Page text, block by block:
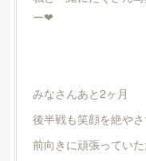
ー❤︎
みなさんあと2ヶ月
後半戦も笑顔を絶やさ
前向きに頑張ってい